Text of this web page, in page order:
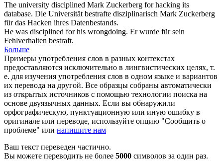
The university disciplined Mark Zuckerberg for hacking its
database. Die Universität bestrafte disziplinarisch Mark Zuckerberg
für das Hacken ihres Datenbestands.
He was disciplined for his wrongdoing. Er wurde für sein
Fehlverhalten bestraft.
Больше
Примеры употребления слов в разных контекстах
предоставляются исключительно в лингвистических целях, т.
е. для изучения употребления слов в одном языке и вариантов
их перевода на другой. Все образцы собраны автоматически
из открытых источников с помощью технологии поиска на
основе двуязычных данных. Если вы обнаружили
орфографическую, пунктуационную или иную ошибку в
оригинале или переводе, используйте опцию "Сообщить о
проблеме" или напишите нам
Ваш текст переведен частично.
Вы можете переводить не более 5000 символов за один раз.